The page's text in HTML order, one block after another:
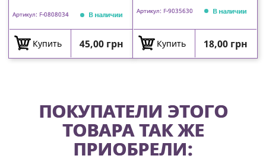
Артикул: F-0808034 В наличии
Купить Цена
45,00 грн
Артикул: F-9035630 В наличии
Купить Цена
18,00 грн
ПОКУПАТЕЛИ ЭТОГО
ТОВАРА ТАК ЖЕ
ПРИОБРЕЛИ: